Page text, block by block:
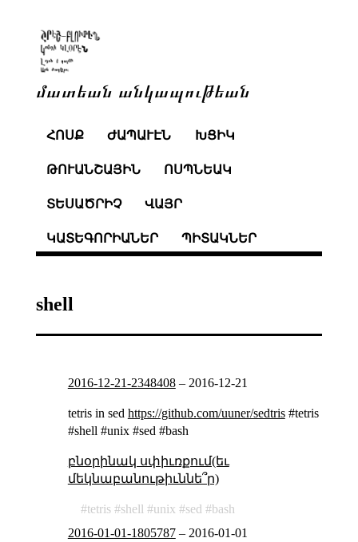
մատեան անկապութեան
ՀՈՍՔ ԺԱՊԱՒԷՆ ԽՑԻԿ
ԹՈՒԱՆՇԱՅԻՆ ՈՍՊՆԵԱԿ
ՏԵՍԱԾՐԻՉ ՎԱՅՐ
ԿԱՏԵԳՈՐԻԱՆԵՐ ՊԻՏԱԿՆԵՐ
shell
2016-12-21-2348408– 2016-12-21
tetris in sed https://github.com/uuner/sedtris#tetris
#shell #unix #sed #bash
բնօրինակ սփիւռքում(եւ
մեկնաբանութիւննե՞ր)
tetris shell unix sed
bash
2016-01-01-1805787– 2016-01-01